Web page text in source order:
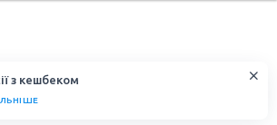
з кешбеком